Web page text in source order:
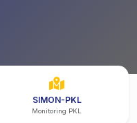
SIMON-PKL
Monitoring PKL